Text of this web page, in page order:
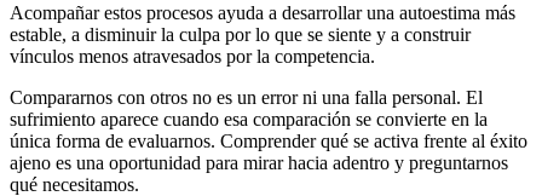
Acompañar estos procesos ayuda a desarrollar una autoestima más
estable, a disminuir la culpa por lo que se siente y a construir
vínculos menos atravesados por la competencia.
Compararnos con otros no es un error ni una falla personal. El
sufrimiento aparece cuando esa comparación se convierte en la
única forma de evaluarnos. Comprender qué se activa frente al éxito
ajeno es una oportunidad para mirar hacia adentro y preguntarnos
qué necesitamos.